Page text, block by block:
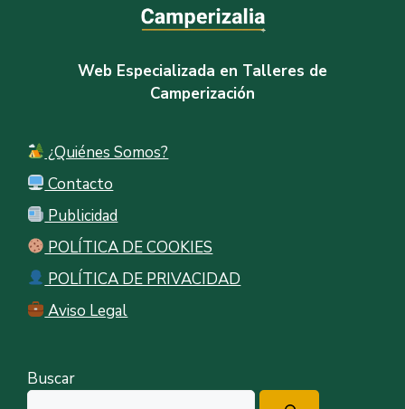
Web Especializada en Talleres de
Camperización
¿Quiénes Somos?
Contacto
Publicidad
POLÍTICA DE COOKIES
POLÍTICA DE PRIVACIDAD
Aviso Legal
Buscar